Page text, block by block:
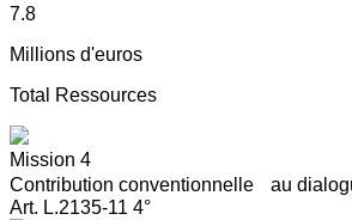
7.8
Millions d'euros
Total Ressources
Mission 4
Contribution conventionnelle au
Art. L.2135-11 4°